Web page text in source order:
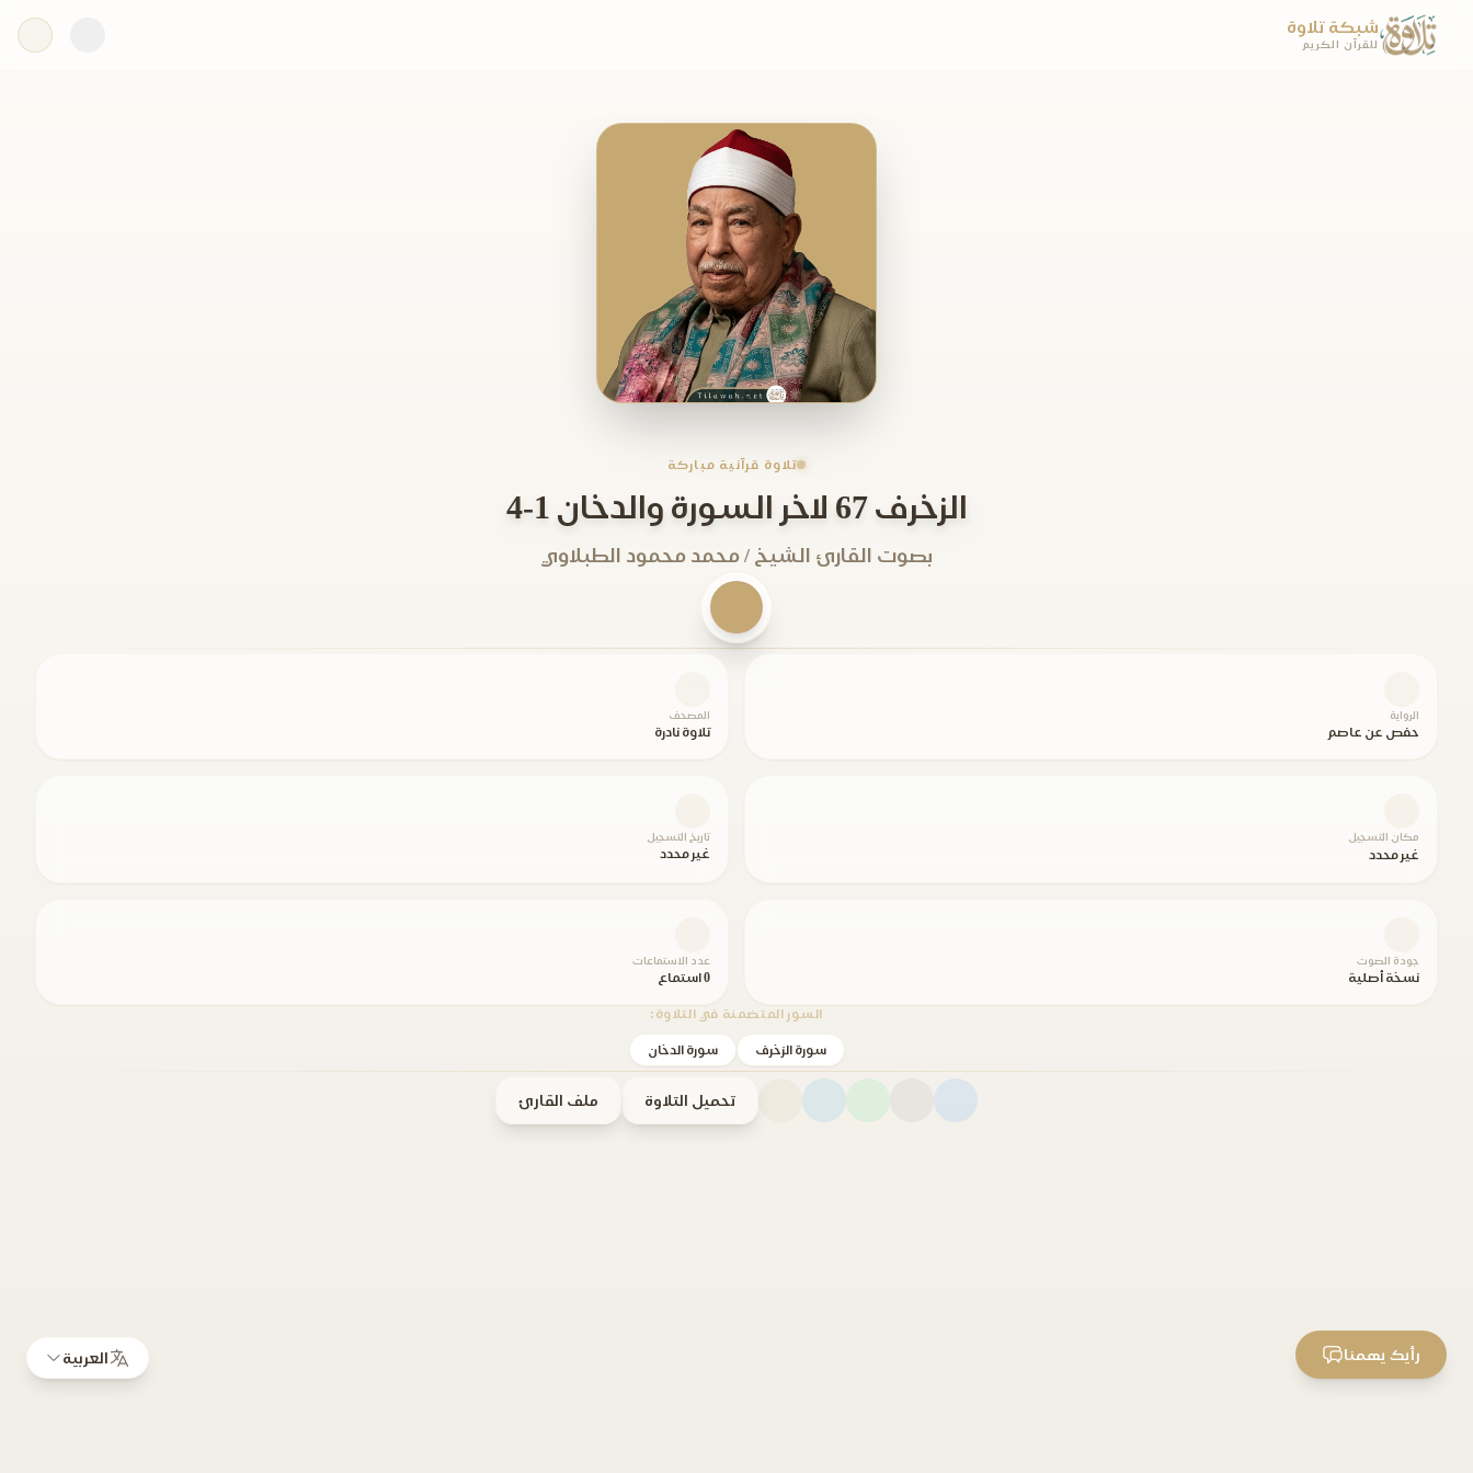
شبكة تلاوة
للقرآن الكريم
تلاوة قرآنية مباركة
الزخرف 67 لاخر السورة والدخان 1-4
بصوت القارئ الشيخ / محمد محمود الطبلاوي
الرواية
حفص عن عاصم
المصحف
تلاوة نادرة
مكان التسجيل
غير محدد
تاريخ التسجيل
غير محدد
جودة الصوت
نسخة أصلية
عدد الاستماعات
0 استماع
السور المتضمنة في التلاوة:
سورة الزخرف سورة الدخان
تحميل التلاوة ملف القارئ
العربية رأيك يهمنا